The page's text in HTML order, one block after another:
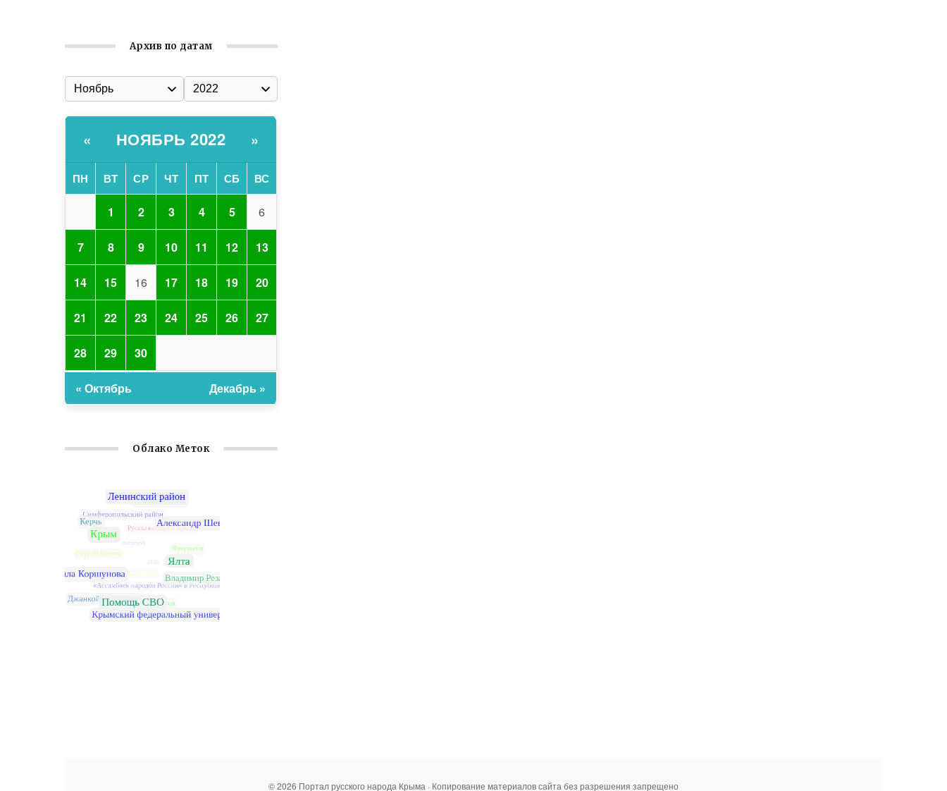
Архив по датам
« НОЯБРЬ 2022 »
ПН ВТ СР ЧТ ПТ СБ ВС
1 2 3 4 5 6
7 8 9 10 11 12 13
14 15 16 17 18 19 20
21 22 23 24 25 26 27
28 29 30
« Октябрь Декабрь »
Облако Меток
© 2026 Портал русского народа Крыма · Копирование материалов сайта без разрешения запрещено